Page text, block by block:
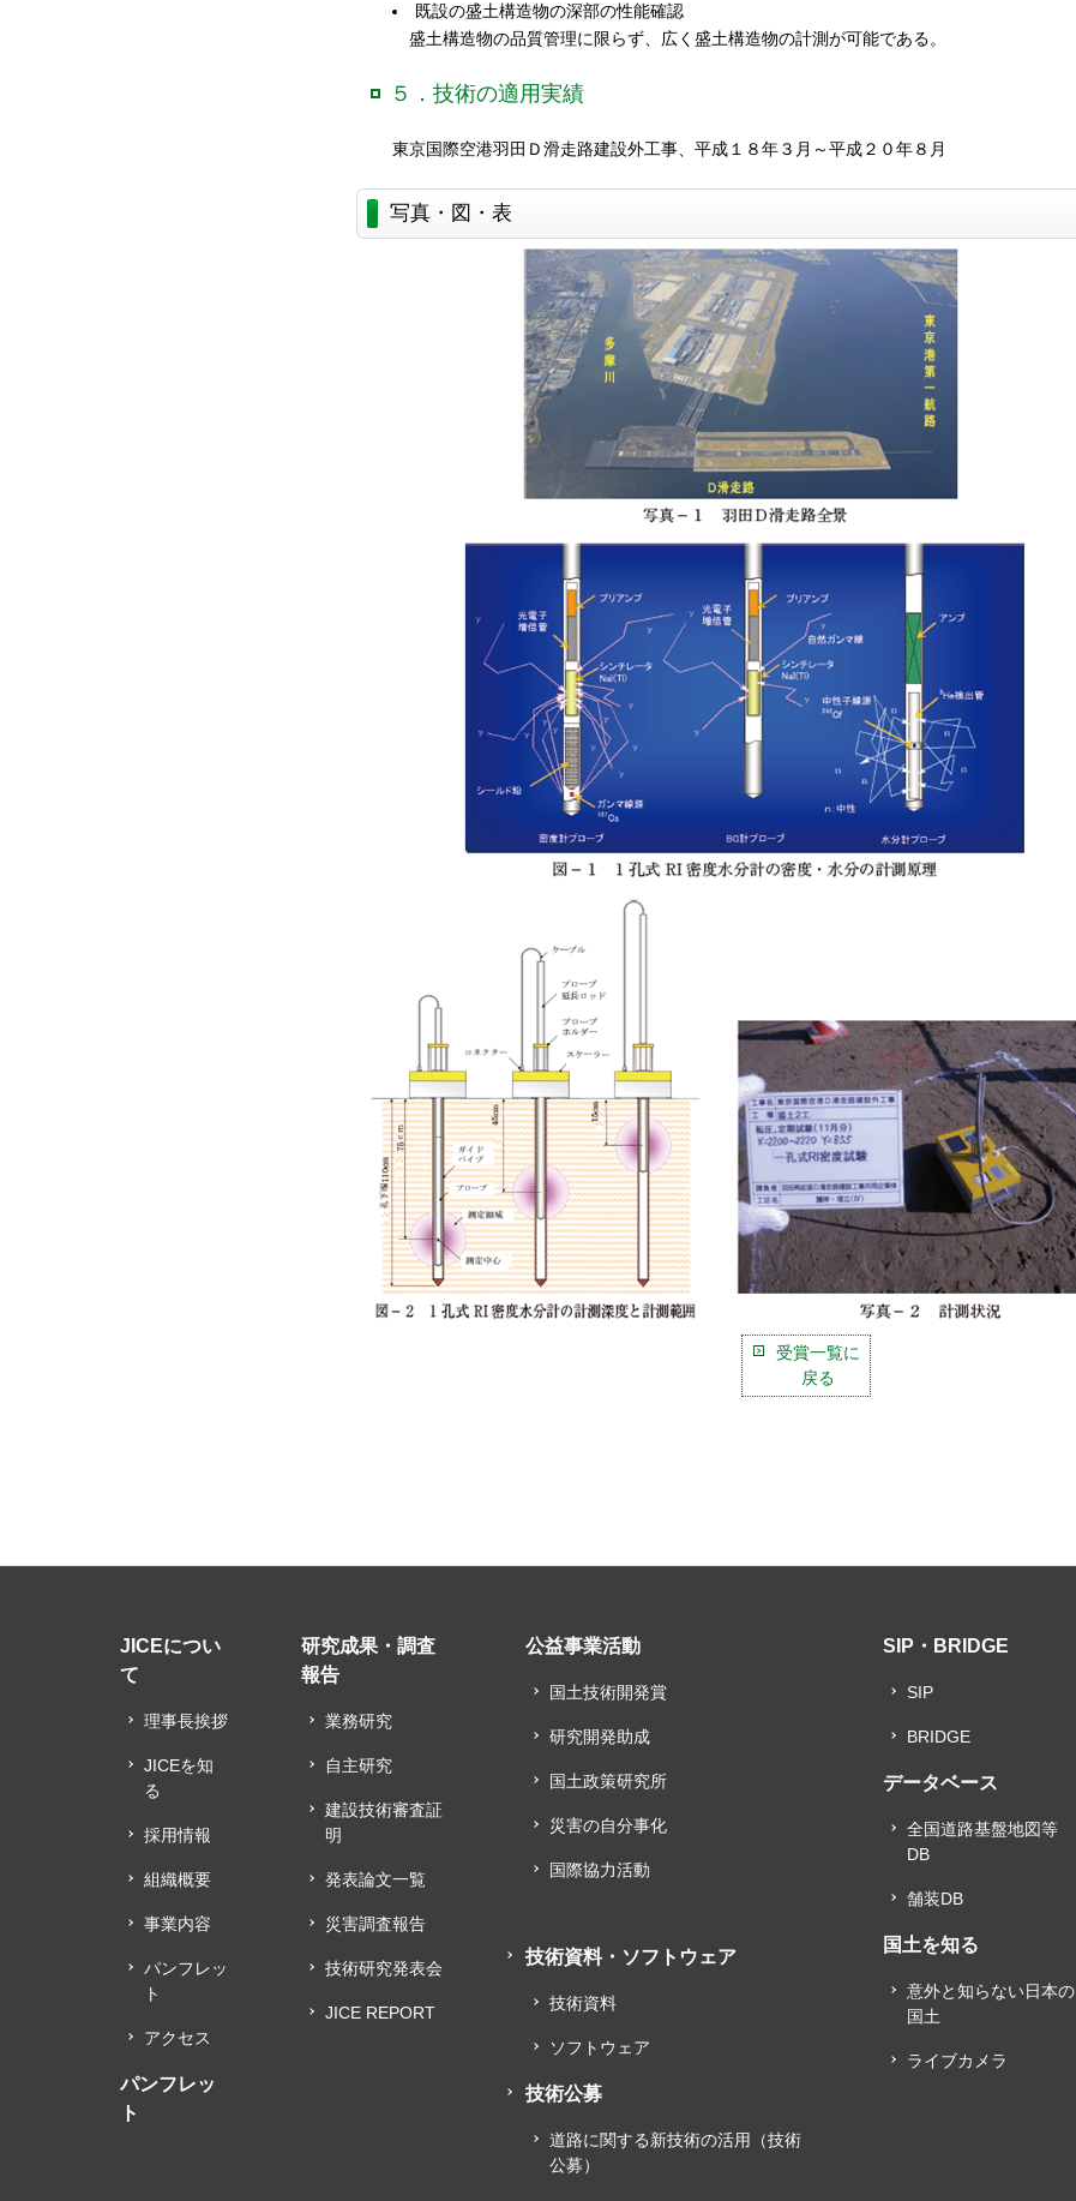
既設の盛土構造物の深部の性能確認
盛土構造物の品質管理に限らず、広く盛土構造物の計測が可能である。
５．技術の適用実績
東京国際空港羽田Ｄ滑走路建設外工事、平成１８年３月～平成２０年８月
写真・図・表
受賞一覧に
戻る
JICEについ
て
理事長挨拶
JICEを知
る
採用情報
組織概要
事業内容
パンフレッ
ト
アクセス
パンフレッ
ト
研究成果・調査
報告
業務研究
自主研究
建設技術審査証
明
発表論文一覧
災害調査報告
技術研究発表会
JICE REPORT
公益事業活動
国土技術開発賞
研究開発助成
国土政策研究所
災害の自分事化
国際協力活動
技術資料・ソフトウェア
技術資料
ソフトウェア
技術公募
道路に関する新技術の活用（技術
公募）
SIP・BRIDGE
SIP
BRIDGE
データベース
全国道路基盤地図等
DB
舗装DB
国土を知る
意外と知らない日本の
国土
ライブカメラ